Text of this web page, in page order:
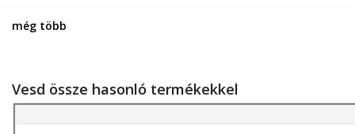
még több
Vesd össze hasonló termékekkel